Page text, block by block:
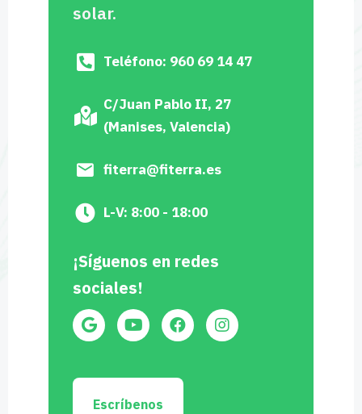
solar.
Teléfono: 960 69 14 47
C/Juan Pablo II, 27
(Manises, Valencia)
fiterra@fiterra.es
L-V: 8:00 - 18:00
¡Síguenos en redes
sociales!
Escríbenos